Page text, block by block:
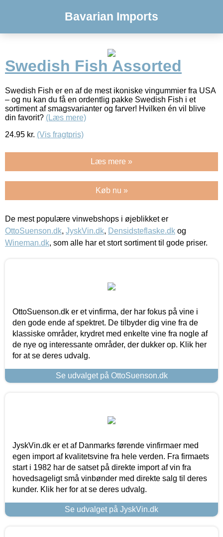
Bavarian Imports
Swedish Fish Assorted
Swedish Fish er en af de mest ikoniske vingummier fra USA
– og nu kan du få en ordentlig pakke Swedish Fish i et
sortiment af smagsvarianter og farver! Hvilken én vil blive
din favorit? (Læs mere)
24.95 kr. (Vis fragtpris)
Læs mere »
Køb nu »
De mest populære vinwebshops i øjeblikket er
OttoSuenson.dk, JyskVin.dk, Densidsteflaske.dk og
Wineman.dk, som alle har et stort sortiment til gode priser.
OttoSuenson.dk er et vinfirma, der har fokus på vine i
den gode ende af spektret. De tilbyder dig vine fra de
klassiske områder, krydret med enkelte vine fra nogle af
de nye og interessante områder, der dukker op. Klik her
for at se deres udvalg.
Se udvalget på OttoSuenson.dk
JyskVin.dk er et af Danmarks førende vinfirmaer med
egen import af kvalitetsvine fra hele verden. Fra firmaets
start i 1982 har de satset på direkte import af vin fra
hovedsageligt små vinbønder med direkte salg til deres
kunder. Klik her for at se deres udvalg.
Se udvalget på JyskVin.dk